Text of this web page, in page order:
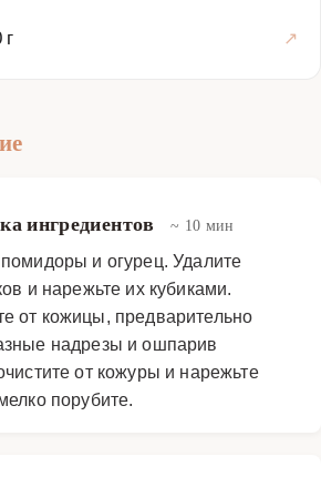
вариант гаспачо, и он
Гаспачо
г
ингредиентов ~ 10 мин
и огурец. Удалите
и нарежьте их кубиками.
от кожицы, предварительно
надрезы и ошпарив
от кожуры и нарежьте
порубите.